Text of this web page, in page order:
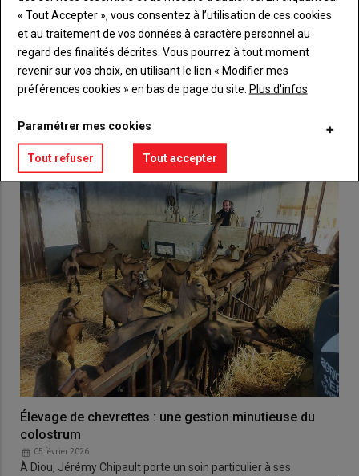
compte pour accéder à tout {nom-site}.
Lien Créez un compte
Élevage de chevrettes : une gestion minutieuse du
colostrum
05 février 2026
À Diou, Jérémy Chipault porte un soin particulier à ses
« Tout Accepter », vous consentez à l’utilisation de ces cookies
et au traitement de vos données à caractère personnel au
regard des finalités décrites. Vous pourrez à tout moment
revenir sur vos choix, en utilisant le lien « Modifier mes
préférences cookies » en bas de page du site. Plus d'infos
Paramétrer mes cookies
Tout refuser Tout accepter